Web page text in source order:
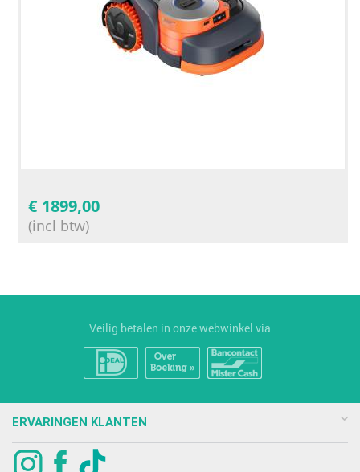
€ 1899,00
(incl btw)
Veilig betalen in onze webwinkel via
ERVARINGEN KLANTEN